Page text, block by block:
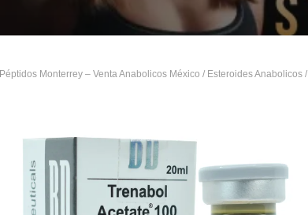
Péptidos Monterrey – Venta Anabolicos México / Esteroides Anabolicos /